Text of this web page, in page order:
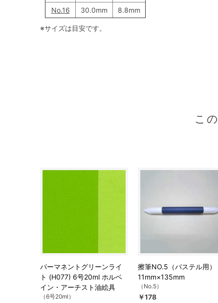
No.16
30.0mm 8.8mm
※サイズは目安です。
こ
パーマネントグリーンライ
ト (H077) 6号20ml ホルベ
イン・アーチスト油絵具
（6号20ml）
擦筆NO.5（パステル用）
11mm×135mm
（No.5）
￥178